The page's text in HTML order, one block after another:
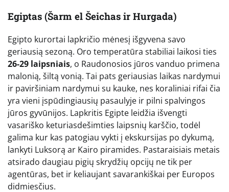
Egiptas (Šarm el Šeichas ir Hurgada)
Egipto kurortai lapkričio mėnesį išgyvena savo
geriausią sezoną. Oro temperatūra stabiliai laikosi ties
26-29 laipsniais, o Raudonosios jūros vanduo primena
malonią, šiltą vonią. Tai pats geriausias laikas nardymui
ir paviršiniam nardymui su kauke, nes koraliniai rifai čia
yra vieni įspūdingiausių pasaulyje ir pilni spalvingos
jūros gyvūnijos. Lapkritis Egipte leidžia išvengti
vasariško keturiasdešimties laipsnių karščio, todėl
galima kur kas patogiau vykti į ekskursijas po dykumą,
lankyti Luksorą ar Kairo piramides. Pastaraisiais metais
atsirado daugiau pigių skrydžių opcijų ne tik per
agentūras, bet ir keliaujant savarankiškai per Europos
didmiesčius.